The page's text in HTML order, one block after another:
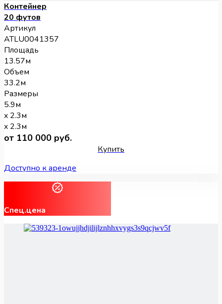
Контейнер
20 футов
Артикул
ATLU0041357
Площадь
13.57м
Объем
33.2м
Размеры
5.9м
x 2.3м
x 2.3м
от 110 000 руб.
Купить
Доступно к аренде
Спец.цена